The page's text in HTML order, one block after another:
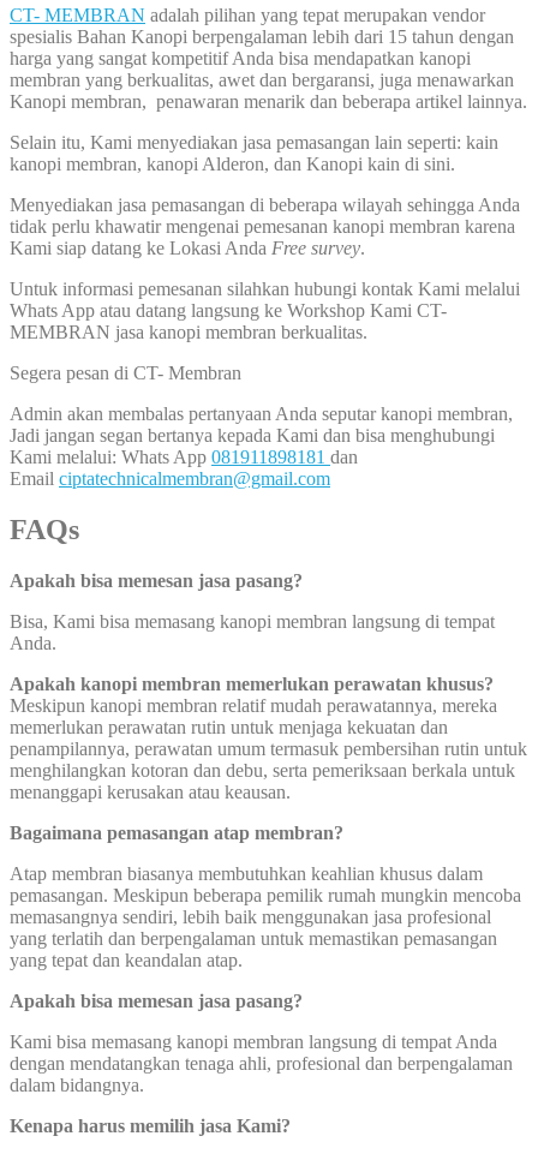
CT- MEMBRAN adalah pilihan yang tepat merupakan vendor
spesialis Bahan Kanopi berpengalaman lebih dari 15 tahun dengan
harga yang sangat kompetitif Anda bisa mendapatkan kanopi
membran yang berkualitas, awet dan bergaransi, juga menawarkan
Kanopi membran, penawaran menarik dan beberapa artikel lainnya.
Selain itu, Kami menyediakan jasa pemasangan lain seperti: kain
kanopi membran, kanopi Alderon, dan Kanopi kain di sini.
Menyediakan jasa pemasangan di beberapa wilayah sehingga Anda
tidak perlu khawatir mengenai pemesanan kanopi membran karena
Kami siap datang ke Lokasi Anda Free survey.
Untuk informasi pemesanan silahkan hubungi kontak Kami melalui
Whats App atau datang langsung ke Workshop Kami CT-
MEMBRAN jasa kanopi membran berkualitas.
Segera pesan di CT- Membran
Admin akan membalas pertanyaan Anda seputar kanopi membran,
Jadi jangan segan bertanya kepada Kami dan bisa menghubungi
Kami melalui: Whats App 081911898181 dan
Email ciptatechnicalmembran@gmail.com
FAQs
Apakah bisa memesan jasa pasang?
Bisa, Kami bisa memasang kanopi membran langsung di tempat
Anda.
Apakah kanopi membran memerlukan perawatan khusus?
Meskipun kanopi membran relatif mudah perawatannya, mereka
memerlukan perawatan rutin untuk menjaga kekuatan dan
penampilannya, perawatan umum termasuk pembersihan rutin untuk
menghilangkan kotoran dan debu, serta pemeriksaan berkala untuk
menanggapi kerusakan atau keausan.
Bagaimana pemasangan atap membran?
Atap membran biasanya membutuhkan keahlian khusus dalam
pemasangan. Meskipun beberapa pemilik rumah mungkin mencoba
memasangnya sendiri, lebih baik menggunakan jasa profesional
yang terlatih dan berpengalaman untuk memastikan pemasangan
yang tepat dan keandalan atap.
Apakah bisa memesan jasa pasang?
Kami bisa memasang kanopi membran langsung di tempat Anda
dengan mendatangkan tenaga ahli, profesional dan berpengalaman
dalam bidangnya.
Kenapa harus memilih jasa Kami?